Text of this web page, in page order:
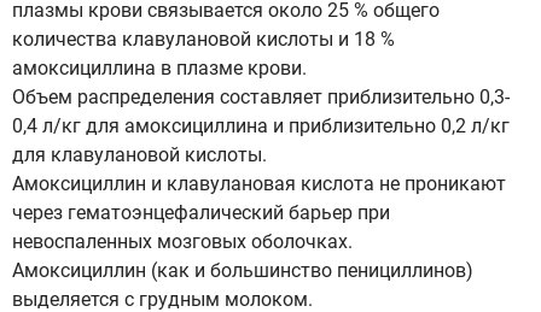
плазмы крови связывается около 25 % общего
количества клавулановой кислоты и 18 %
амоксициллина в плазме крови.
Объем распределения составляет приблизительно 0,3-
0,4 л/кг для амоксициллина и приблизительно 0,2 л/кг
для клавулановой кислоты.
Амоксициллин и клавулановая кислота не проникают
через гематоэнцефалический барьер при
невоспаленных мозговых оболочках.
Амоксициллин (как и большинство пенициллинов)
выделяется с грудным молоком.